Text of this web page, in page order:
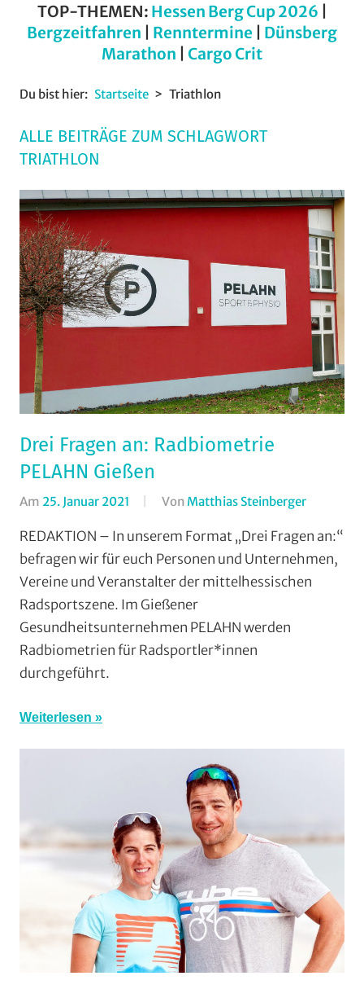
TOP-THEMEN: Hessen Berg Cup 2026
Bergzeitfahren
Renntermine
Dünsberg
Marathon
Cargo Crit
Du bist hier: Startseite Triathlon
ALLE BEITRÄGE ZUM SCHLAGWORT
TRIATHLON
Drei Fragen an: Radbiometrie
PELAHN Gießen
Am 25. Januar 2021 Von Matthias Steinberger
Fragen
an
(3Fa)
REDAKTION – In unserem Format „Drei Fragen an:“
befragen wir für euch Personen und Unternehmen,
Vereine und Veranstalter der mittelhessischen
Radsportszene. Im Gießener
Gesundheitsunternehmen PELAHN werden
Radbiometrien für Radsportler*innen
durchgeführt.
Weiterlesen